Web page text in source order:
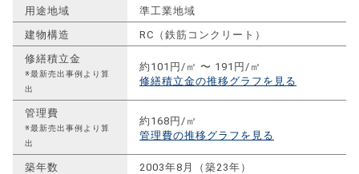
用途地域
準工業地域
建物構造
RC（鉄筋コンクリート）
修繕積立金
※最新売出事例より算
出
約101円/㎡ 〜 191円/㎡
修繕積立金の推移グラフを見る
管理費
※最新売出事例より算
出
約168円/㎡
管理費の推移グラフを見る
築年数
2003年8月（築23年）